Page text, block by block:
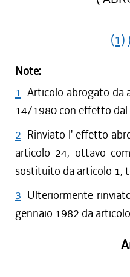
(1)
Note:
1 Articolo abrogato da
14/1980 con effetto dal
2 Rinviato l' effetto
articolo 24, ottavo
sostituito da articolo 1,
3 Ulteriormente
gennaio 1982 da